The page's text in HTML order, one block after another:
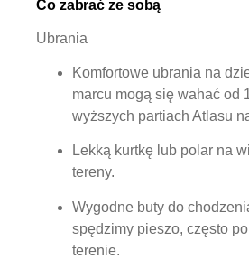
Co zabrać ze sobą
Ubrania
Komfortowe ubrania na
marcu mogą się wahać od
wyższych partiach Atlasu
Lekką kurtkę lub polar na
tereny.
Wygodne buty do
spędzimy pieszo, często
terenie.